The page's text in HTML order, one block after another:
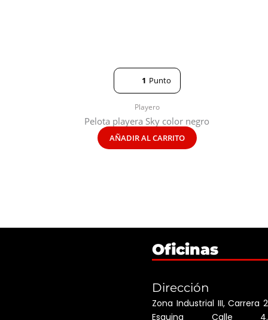
1 Punto
Playero
Pelota playera Sky color negro
AÑADIR AL CARRITO
Oficinas
Dirección
Zona Industrial III, Carrera 2
Esquina Calle 4.